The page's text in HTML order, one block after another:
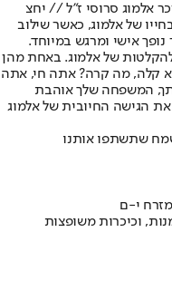
אלמוג סרוסי ז"ל // יחצ
של אלמוג, כאשר שילוב
אישי ומרגש במיוחד.
של אלמוג. באחת מהן
קלה, מה קרה? אתה חי, אתה
המשפחה שלך אוהבת
הגישה החיובית של אלמוג
שתשתפו אותנו
י-ם
וכיכרות משופצות